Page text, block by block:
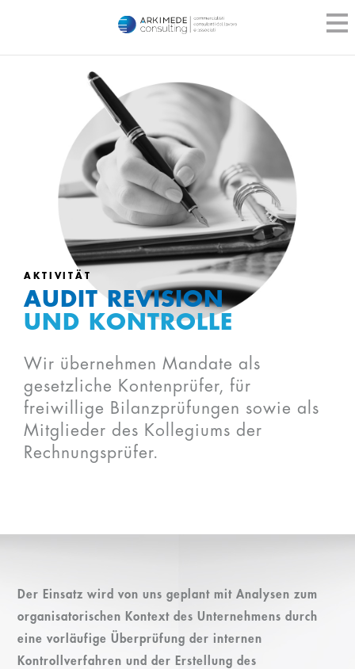
AKTIVITÄT
AUDIT REVISION
UND KONTROLLE
Wir übernehmen Mandate als
gesetzliche Kontenprüfer, für
freiwillige Bilanzprüfungen sowie als
Mitglieder des Kollegiums der
Rechnungsprüfer.
Der Einsatz wird von uns geplant mit Analysen zum
organisatorischen Kontext des Unternehmens durch
eine vorläufige Überprüfung der internen
Kontrollverfahren und der Erstellung des